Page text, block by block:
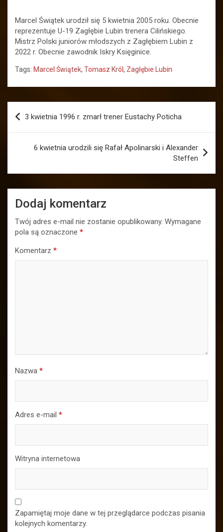
Marcel Świątek urodził się 5 kwietnia 2005 roku. Obecnie
reprezentuje U-19 Zagłębie Lubin trenera Cilińskiego.
Mistrz Polski juniorów młodszych z Zagłębiem Lubin z
2022 r. Obecnie zawodnik Iskry Księginice.
Tags: Marcel Świątek, Tomasz Król , Zagłębie Lubin
Nawigacja
wpisu
3 kwietnia 1996 r. zmarł trener Eustachy Poticha
6 kwietnia urodzili się Rafał Apolinarski i Alexander
Steffen
Dodaj komentarz
Twój adres e-mail nie zostanie opublikowany. Wymagane
pola są oznaczone *
Komentarz *
Nazwa *
Adres e-mail *
Witryna internetowa
Zapamiętaj moje dane w tej przeglądarce podczas pisania
kolejnych komentarzy.